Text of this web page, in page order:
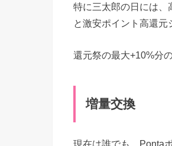
特に三太郎の日には、
と激安ポイント高還元
還元祭の最大+10%分
増量交換
現在は誰でも、Ponta